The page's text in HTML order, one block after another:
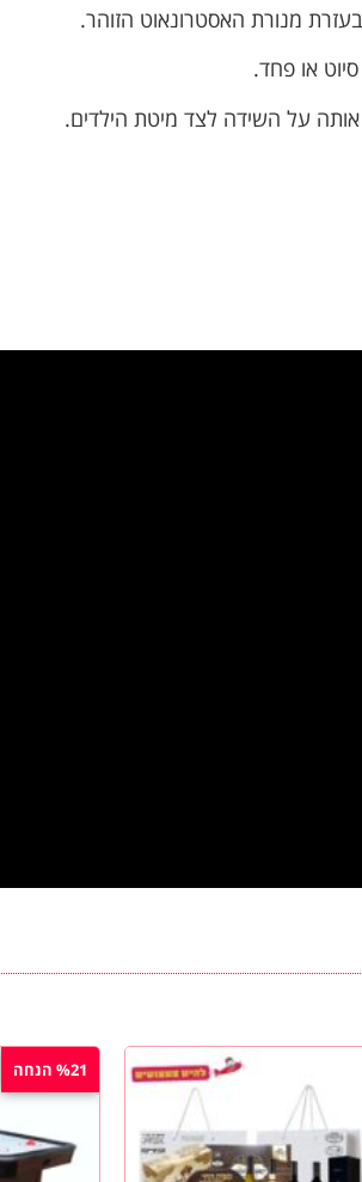
מנורת האסטרונאוט הזוהר.
או פחד.
על השידה לצד מיטת הילדים.
%21 הנחה